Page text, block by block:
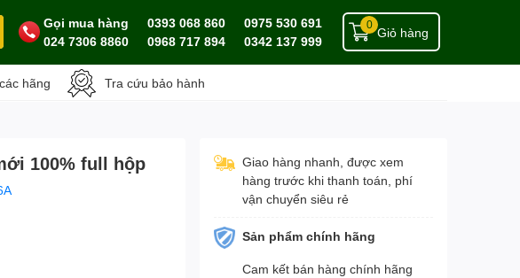
Gọi mua hàng
024 7306 8860
0393 068 860
0968 717 894
0975 530 691
0342 137 999
Giỏ hàng
0
hãng Tra cứu bảo hành
100% full hộp
Giao hàng nhanh, được xem
hàng trước khi thanh toán, phí
vận chuyển siêu rẻ
Sản phẩm chính hãng
Cam kết bán hàng chính hãng